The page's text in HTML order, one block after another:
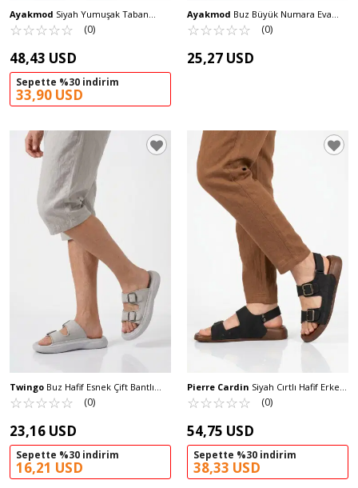
Ayakmod Siyah Yumuşak Taban
Hakiki Deri Erkek Terlik 8522 M
☆☆☆☆☆
★★★★★ (0)
48,43 USD
Sepette %30 indirim
33,90 USD
Ayakmod Buz Büyük Numara Eva
Hafif Erkek Sabo Terlik 214 M
☆☆☆☆☆
★★★★★ (0)
25,27 USD
Twingo Buz Hafif Esnek Çift Bantlı
Yumuşak Tabanlı Erkek Terlik 3202 M
☆☆☆☆☆
★★★★★ (0)
23,16 USD
Sepette %30 indirim
16,21 USD
Pierre Cardin Siyah Cırtlı Hafif Erkek
Sandalet PC-7924 M
☆☆☆☆☆
★★★★★ (0)
54,75 USD
Sepette %30 indirim
38,33 USD